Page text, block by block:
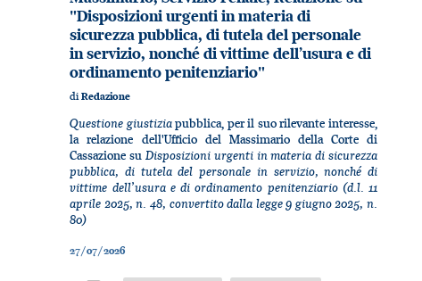
"Disposizioni urgenti in materia di
sicurezza pubblica, di tutela del personale
in servizio, nonché di vittime dell’usura e di
ordinamento penitenziario"
diRedazione
Questione giustiziapubblica, per il suo rilevante interesse,
la relazione dell'Ufficio del Massimario della Corte di
Cassazione su Disposizioni urgenti in materia di sicurezza
pubblica, di tutela del personale in servizio, nonché di
vittime dell’usura e di ordinamento penitenziario (d.l. 11
aprile 2025, n. 48, convertito dalla legge 9 giugno 2025, n.
80)
27/07/2026